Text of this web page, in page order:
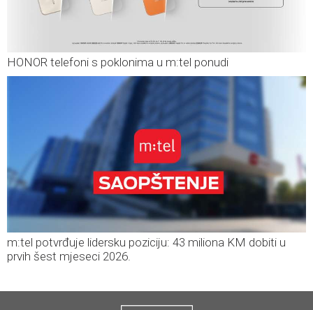
HONOR telefoni s poklonima u m:tel ponudi
m:tel potvrđuje lidersku poziciju: 43 miliona KM dobiti u
prvih šest mjeseci 2026.